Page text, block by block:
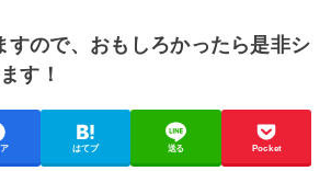
すので、おもしろかったら是非シ
す！
はてブ 送る Pocket